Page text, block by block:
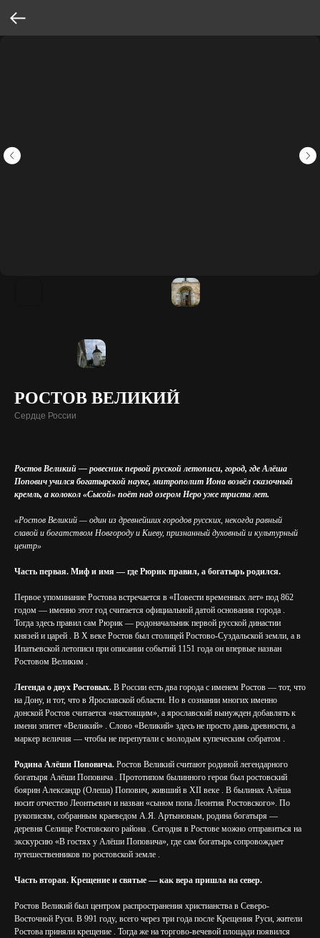
РОСТОВ ВЕЛИКИЙ
Сердце России
Ростов Великий — ровесник первой русской летописи, город, где Алёша
Попович учился богатырской науке, митрополит Иона возвёл сказочный
кремль, а колокол «Сысой» поёт над озером Неро уже триста лет.
«Ростов Великий — один из древнейших городов русских, некогда равный
славой и богатством Новгороду и Киеву, признанный духовный и культурный
центр»
Часть первая. Миф и имя — где Рюрик правил, а богатырь родился.
Первое упоминание Ростова встречается в «Повести временных лет» под 862
годом — именно этот год считается официальной датой основания города .
Тогда здесь правил сам Рюрик — родоначальник первой русской династии
князей и царей . В X веке Ростов был столицей Ростово-Суздальской земли, а в
Ипатьевской летописи при описании событий 1151 года он впервые назван
Ростовом Великим .
Легенда о двух Ростовых. В России есть два города с именем Ростов — тот, что
на Дону, и тот, что в Ярославской области. Но в сознании многих именно
донской Ростов считается «настоящим», а ярославский вынужден добавлять к
имени эпитет «Великий» . Слово «Великий» здесь не просто дань древности, а
маркер величия — чтобы не перепутали с молодым купеческим собратом .
Родина Алёши Поповича. Ростов Великий считают родиной легендарного
богатыря Алёши Поповича . Прототипом былинного героя был ростовский
боярин Александр (Олеша) Попович, живший в XII веке . В былинах Алёша
носит отчество Леонтьевич и назван «сыном попа Леонтия Ростовского». По
рукописям, собранным краеведом А.Я. Артыновым, родина богатыря —
деревня Селище Ростовского района . Сегодня в Ростове можно отправиться на
экскурсию «В гостях у Алёши Поповича», где сам богатырь сопровождает
путешественников по ростовской земле .
Часть вторая. Крещение и святые — как вера пришла на север.
Ростов Великий был центром распространения христианства в Северо-
Восточной Руси. В 991 году, всего через три года после Крещения Руси, жители
Ростова приняли крещение . Тогда же на торгово-вечевой площади появился